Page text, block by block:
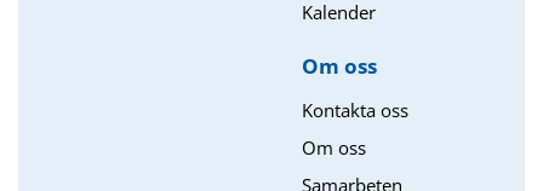
Kalender
Om oss​
Kontakta oss
Om oss
Samarbeten